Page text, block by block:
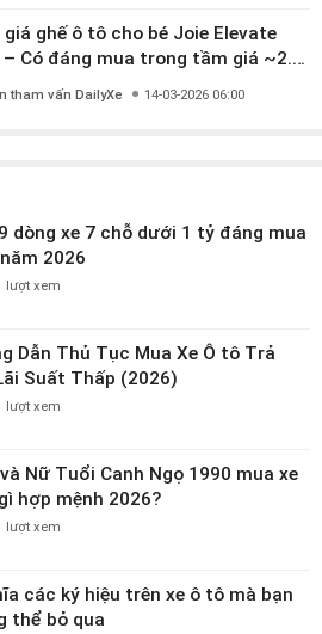
ghế ô tô cho bé Joie Elevate
– Có đáng mua trong tầm giá ~2.8
tham vấn DailyXe 14-03-2026 06:00
dòng xe 7 chỗ dưới 1 tỷ đáng mua
2026
lượt xem
Dẫn Thủ Tục Mua Xe Ô tô Trả
Suất Thấp (2026)
lượt xem
Nữ Tuổi Canh Ngọ 1990 mua xe
hợp mệnh 2026?
lượt xem
các ký hiệu trên xe ô tô mà bạn
thể bỏ qua